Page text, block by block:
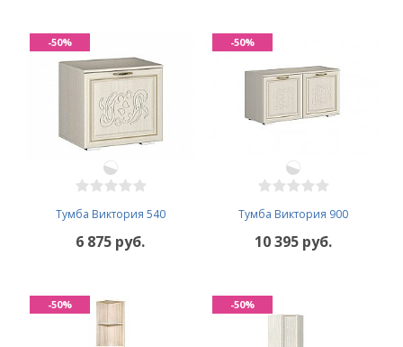
Тумба Виктория 540
6 875 руб.
-50%
Тумба Виктория 900
10 395 руб.
-50%
-50% -50%